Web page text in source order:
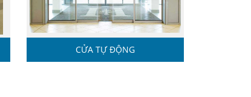
CỬA TỰ ĐỘNG